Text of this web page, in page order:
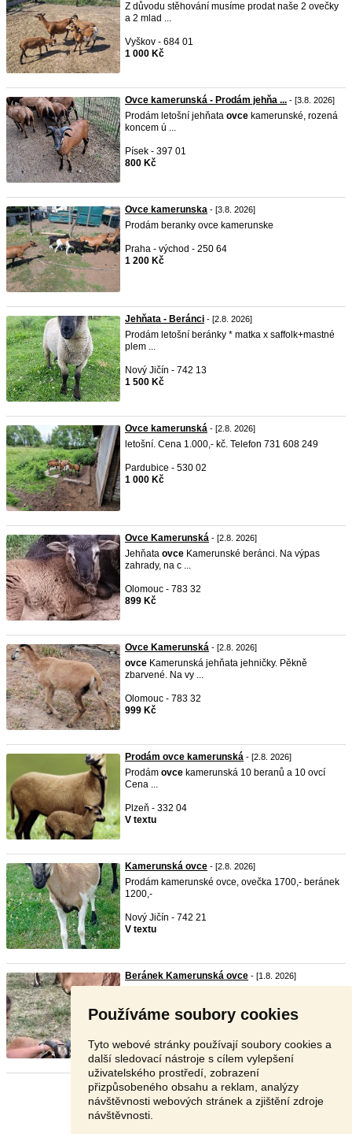
Používáme soubory cookies
Tyto webové stránky používají soubory cookies a
další sledovací nástroje s cílem vylepšení
uživatelského prostředí, zobrazení
přizpůsobeného obsahu a reklam, analýzy
návštěvnosti webových stránek a zjištění zdroje
návštěvnosti.
Z důvodu stěhování musíme prodat naše 2 ovečky
a 2 mlad ...
Vyškov - 684 01
1 000 Kč
Ovce kamerunská - Prodám jehňa ... - [3.8. 2026]
Prodám letošní jehňata ovce kamerunské, rozená
koncem ú ...
Písek - 397 01
800 Kč
Ovce kamerunska - [3.8. 2026]
Prodám beranky ovce kamerunske
Praha - východ - 250 64
1 200 Kč
Jehňata - Beránci - [2.8. 2026]
Prodám letošní beránky * matka x saffolk+mastné
plem ...
Nový Jičín - 742 13
1 500 Kč
Ovce kamerunská - [2.8. 2026]
letošní. Cena 1.000,- kč. Telefon 731 608 249
Pardubice - 530 02
1 000 Kč
Ovce Kamerunská - [2.8. 2026]
Jehňata ovce Kamerunské beránci. Na výpas
zahrady, na c ...
Olomouc - 783 32
899 Kč
Ovce Kamerunská - [2.8. 2026]
ovce Kamerunská jehňata jehničky. Pěkně
zbarvené. Na vy ...
Olomouc - 783 32
999 Kč
Prodám ovce kamerunská - [2.8. 2026]
Prodám ovce kamerunská 10 beranů a 10 ovcí
Cena ...
Plzeň - 332 04
V textu
Kamerunská ovce - [2.8. 2026]
Prodám kamerunské ovce, ovečka 1700,- beránek
1200,-
Nový Jičín - 742 21
V textu
Beránek Kamerunská ovce - [1.8. 2026]
1 000 Kč
Stránka: 1 2 3 Další